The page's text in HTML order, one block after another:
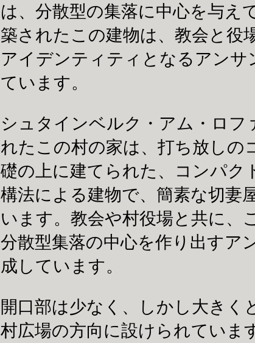
は、分散型の集落に中心を与え
築されたこの建物は、教会と役
アイデンティティとなるアンサ
ています。
シュタインベルク・アム・ロフ
れたこの村の家は、打ち放しの
礎の上に建てられた、コンパク
構法による建物で、簡素な切妻
います。教会や村役場と共に、
分散型集落の中心を作り出すア
成しています。
開口部は少なく、しかし大きく
村広場の方向に設けられていま